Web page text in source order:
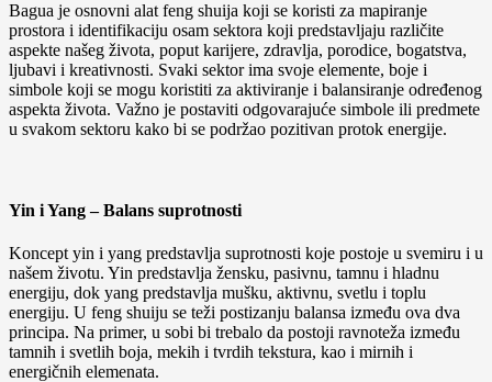
Bagua je osnovni alat feng shuija koji se koristi za mapiranje
prostora i identifikaciju osam sektora koji predstavljaju različite
aspekte našeg života, poput karijere, zdravlja, porodice, bogatstva,
ljubavi i kreativnosti. Svaki sektor ima svoje elemente, boje i
simbole koji se mogu koristiti za aktiviranje i balansiranje određenog
aspekta života. Važno je postaviti odgovarajuće simbole ili predmete
u svakom sektoru kako bi se podržao pozitivan protok energije.
Yin i Yang – Balans suprotnosti
Koncept yin i yang predstavlja suprotnosti koje postoje u svemiru i u
našem životu. Yin predstavlja žensku, pasivnu, tamnu i hladnu
energiju, dok yang predstavlja mušku, aktivnu, svetlu i toplu
energiju. U feng shuiju se teži postizanju balansa između ova dva
principa. Na primer, u sobi bi trebalo da postoji ravnoteža između
tamnih i svetlih boja, mekih i tvrdih tekstura, kao i mirnih i
energičnih elemenata.